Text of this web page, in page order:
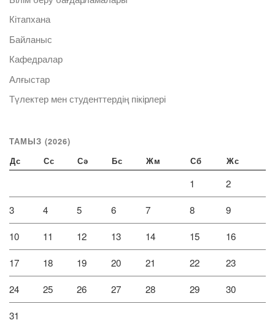
Кітапхана
Байланыс
Кафедралар
Алғыстар
Түлектер мен студенттердің пікірлері
ТАМЫЗ (2026)
Дс Сс Сә Бс Жм Сб Жс
1 2
3 4 5 6 7 8 9
10 11 12 13 14 15 16
17 18 19 20 21 22 23
24 25 26 27 28 29 30
31